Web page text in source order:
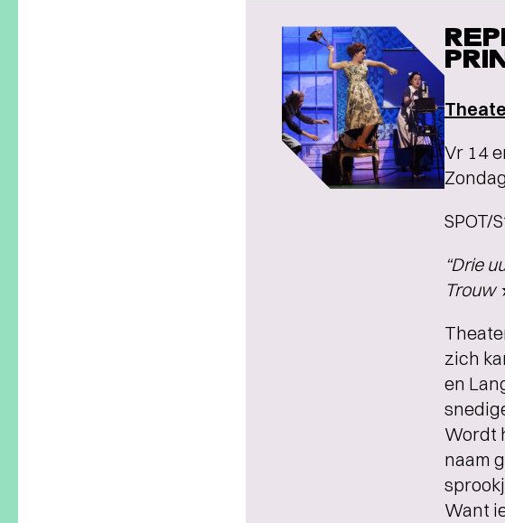
Vr 14
SPOT/
“Drie
zich
en
Wordt
naam
Want